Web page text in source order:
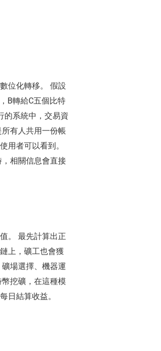
位化轉移。 假設
B轉給C五個比特
的系統中，交易資
有人共用一份帳
用者可以看到。
相關信息會直接
。 最先計算出正
上，礦工也會獲
場選擇、機器運
挖礦，在這種模
日結算收益。